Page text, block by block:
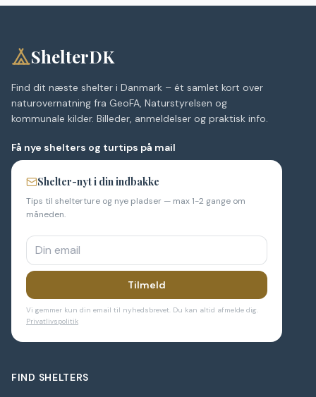
ShelterDK
Find dit næste shelter i Danmark – ét samlet kort over
naturovernatning fra GeoFA, Naturstyrelsen og
kommunale kilder. Billeder, anmeldelser og praktisk info.
Få nye shelters og turtips på mail
Shelter-nyt i din indbakke
Tips til shelterture og nye pladser — max 1-2 gange om
måneden.
Tilmeld
Vi gemmer kun din email til nyhedsbrevet. Du kan altid afmelde dig.
Privatlivspolitik
FIND SHELTERS